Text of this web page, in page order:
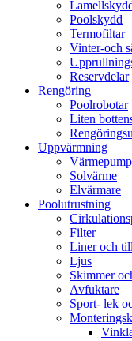
Poolskydd
Termofiltar
Vinter-och
Reservdelar
Rengöring
Poolrobotar
Liten
Uppvärmning
Solvärme
Elvärmare
Poolutrustning
Filter
Liner och
Ljus
Skimmer
Avfuktare
Sport- lek